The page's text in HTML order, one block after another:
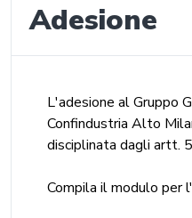
Adesione
L'adesione al Gruppo
Confindustria Alto
disciplinata dagli artt.
Compila il modulo per